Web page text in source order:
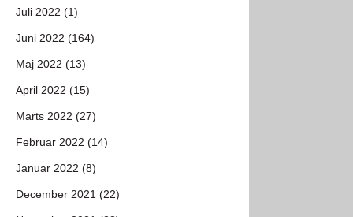
Juli 2022 (1)
Juni 2022 (164)
Maj 2022 (13)
April 2022 (15)
Marts 2022 (27)
Februar 2022 (14)
Januar 2022 (8)
December 2021 (22)